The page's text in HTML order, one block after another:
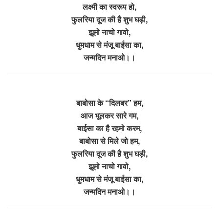
लक्ष्मी का स्वरूप हो,
फुलरिया दूज की है शुभ घड़ी,
झूमो नाचो गावो,
धुमधाम से मंजू बाईसा का,
जन्मदिन मनाओ।।
बाबोसा के “दिलबर” हम,
आज भूलकर सारे गम,
बाईसा का है रहमो करम,
बाबोसा से मिले जो हम,
फुलरिया दूज की है शुभ घड़ी,
झूमो नाचो गावो,
धुमधाम से मंजू बाईसा का,
जन्मदिन मनाओ।।